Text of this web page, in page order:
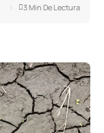
3 Min De Lectura